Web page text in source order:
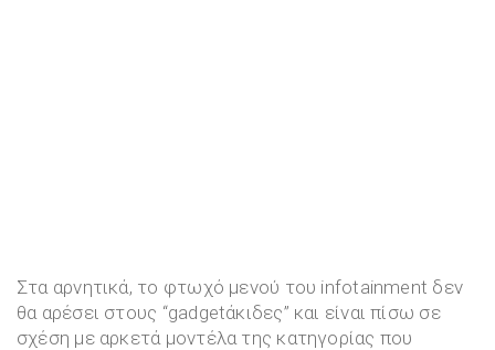
Στα αρνητικά, το φτωχό μενού του infotainment δεν
θα αρέσει στους “gadgetάκιδες” και είναι πίσω σε
σχέση με αρκετά μοντέλα της κατηγορίας που